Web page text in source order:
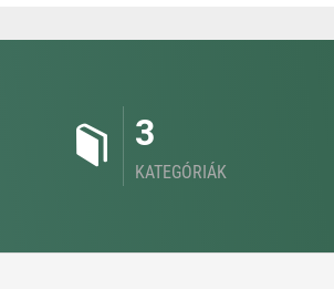
3
KATEGÓRIÁK